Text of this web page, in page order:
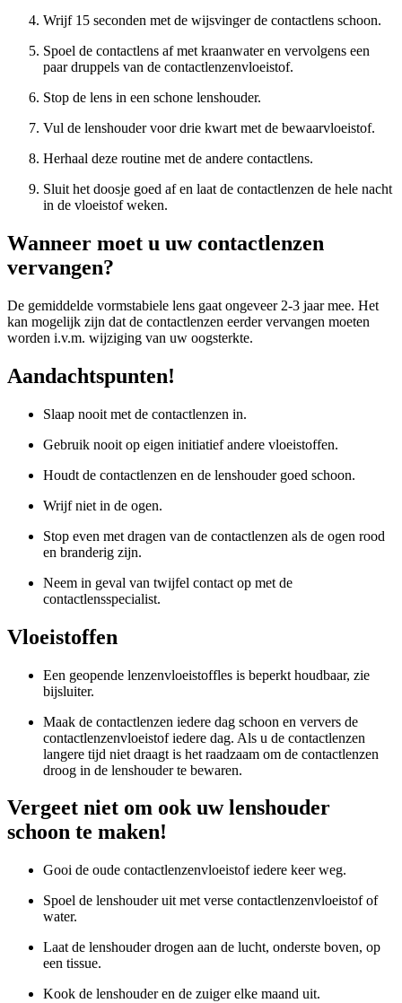
Wrijf 15 seconden met de wijsvinger de contactlens schoon.
Spoel de contactlens af met kraanwater en vervolgens een
paar druppels van de contactlenzenvloeistof.
Stop de lens in een schone lenshouder.
Vul de lenshouder voor drie kwart met de bewaarvloeistof.
Herhaal deze routine met de andere contactlens.
Sluit het doosje goed af en laat de contactlenzen de hele nacht
in de vloeistof weken.
Wanneer moet u uw contactlenzen
vervangen?
De gemiddelde vormstabiele lens gaat ongeveer 2-3 jaar mee. Het
kan mogelijk zijn dat de contactlenzen eerder vervangen moeten
worden i.v.m. wijziging van uw oogsterkte.
Aandachtspunten!
Slaap nooit met de contactlenzen in.
Gebruik nooit op eigen initiatief andere vloeistoffen.
Houdt de contactlenzen en de lenshouder goed schoon.
Wrijf niet in de ogen.
Stop even met dragen van de contactlenzen als de ogen rood
en branderig zijn.
Neem in geval van twijfel contact op met de
contactlensspecialist.
Vloeistoffen
Een geopende lenzenvloeistoffles is beperkt houdbaar, zie
bijsluiter.
Maak de contactlenzen iedere dag schoon en ververs de
contactlenzenvloeistof iedere dag. Als u de contactlenzen
langere tijd niet draagt is het raadzaam om de contactlenzen
droog in de lenshouder te bewaren.
Vergeet niet om ook uw lenshouder
schoon te maken!
Gooi de oude contactlenzenvloeistof iedere keer weg.
Spoel de lenshouder uit met verse contactlenzenvloeistof of
water.
Laat de lenshouder drogen aan de lucht, onderste boven, op
een tissue.
Kook de lenshouder en de zuiger elke maand uit.